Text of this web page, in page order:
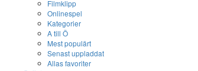
Filmklipp
Onlinespel
Kategorier
A till Ö
Mest populärt
Senast uppladdat
Allas favoriter